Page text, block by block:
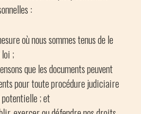
:
où nous sommes tenus de le
;
que les documents peuvent
pour toute procédure judiciaire
; et